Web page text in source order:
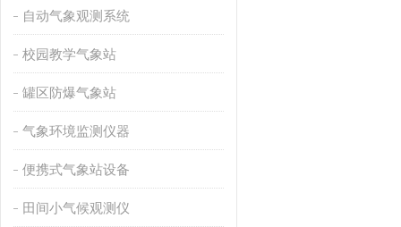
自动气象观测系统
校园教学气象站
罐区防爆气象站
气象环境监测仪器
便携式气象站设备
田间小气候观测仪